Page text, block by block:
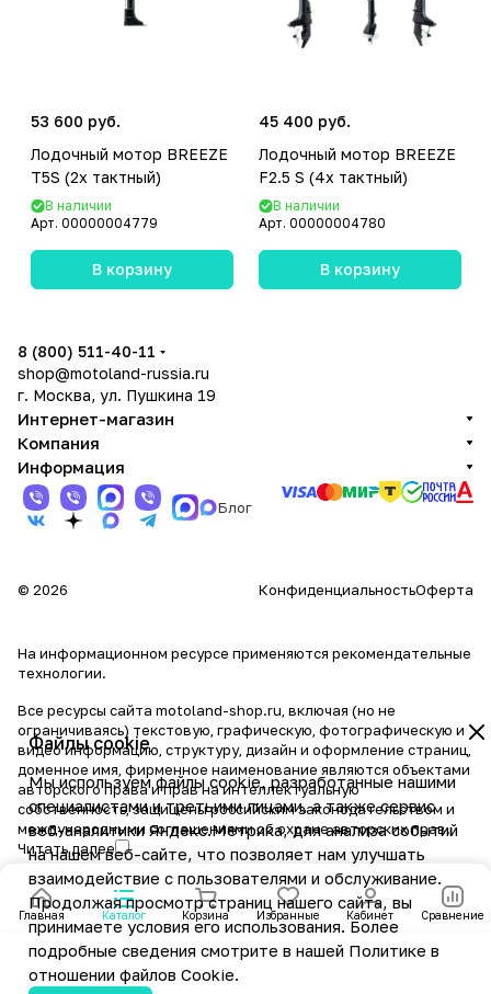
53 600 руб.
Лодочный мотор BREEZE
T5S (2х тактный)
В наличии
Арт. 00000004779
В корзину
45 400 руб.
Лодочный мотор BREEZE
F2.5 S (4х тактный)
В наличии
Арт. 00000004780
В корзину
Главная Каталог Корзина Избранные Кабинет Сравнение
Файлы cookie
Мы используем файлы cookie, разработанные нашими
специалистами и третьими лицами, а также сервис
веб-аналитики Яндекс.Метрика, для анализа событий
на нашем веб-сайте, что позволяет нам улучшать
взаимодействие с пользователями и обслуживание.
Продолжая просмотр страниц нашего сайта, вы
принимаете условия его использования. Более
подробные сведения смотрите в нашей Политике в
отношении файлов Cookie.
8 (800) 511-40-11
shop@motoland-russia.ru
г. Москва, ул. Пушкина 19
Интернет-магазин
Компания
Информация
Блог
© 2026 КонфиденциальностьОферта
На информационном ресурсе применяются рекомендательные
технологии.
Все ресурсы сайта motoland-shop.ru, включая (но не
ограничиваясь) текстовую, графическую, фотографическую и
видео информацию, структуру, дизайн и оформление страниц,
доменное имя, фирменное наименование являются объектами
авторского права и прав на интеллектуальную
собственность, защищены российским законодательством и
международными соглашениями об охране авторских прав.
Читать далее